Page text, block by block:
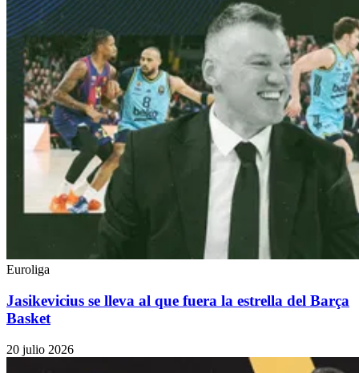
Euroliga
Jasikevicius se lleva al que fuera la estrella del Barça
Basket
20 julio 2026